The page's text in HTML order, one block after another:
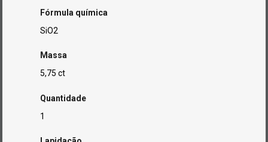
Fórmula química
SiO2
Massa
5,75 ct
Quantidade
1